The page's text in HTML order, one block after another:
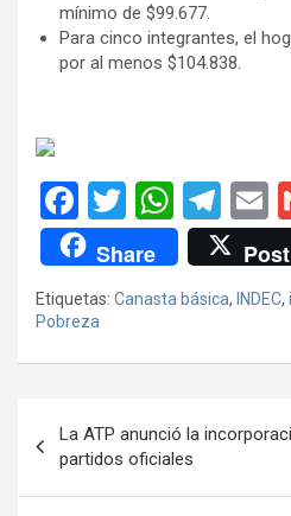
mínimo de $99.677.
Para cinco integrantes, el
por al menos $104.838.
F
a
ce
b
o
k
T
wi
tt
er
W
h
at
s
A
p
T
el
e
gr
a
E
Share Post
Etiquetas: Canasta básica, INDEC,
Pobreza
de
entradas
La ATP anunció la
partidos oficiales